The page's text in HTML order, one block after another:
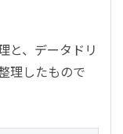
と、データドリ
理したもので